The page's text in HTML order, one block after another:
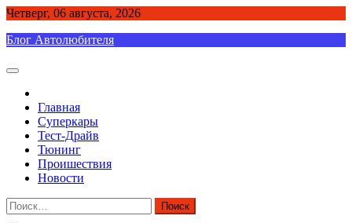
Skip
content
Четверг, 06 августа, 2026
Блог Автолюбителя
Главная
Суперкары
Тест-Драйв
Тюнинг
Проишествия
Новости
Найти: